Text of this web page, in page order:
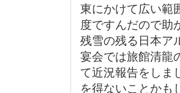
東にかけて広い範
度ですんだので助
残雪の残る日本ア
宴会では旅館清龍
て近況報告をしま
を得ないことかも